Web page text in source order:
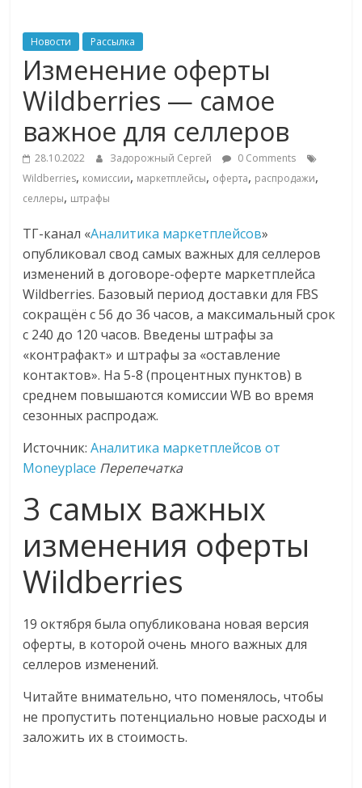
ритейле,
логистике,
технологиях,
соцсетях
Портал
онлайн-
торговле,
сервисах
для
Commerce,
ритейле,
логистике,
технологиях,
соцсетях.
важно,
как
знать
как
меняет
жизнь
людей
обсудить
эти
изменения
читателем.
Новости Рассылка
Изменение оферты
Wildberries — самое
важное для селлеров
28.10.2022 Задорожный Сергей
0 Comments
Wildberries, комиссии, маркетплейсы, оферта, распродажи,
селлеры, штрафы
ТГ-канал «Аналитика маркетплейсов»
опубликовал свод самых важных для селлеров
изменений в договоре-оферте маркетплейса
Wildberries. Базовый период доставки для FBS
сокращён с 56 до 36 часов, а максимальный срок
с 240 до 120 часов. Введены штрафы за
«контрафакт» и штрафы за «оставление
контактов». На 5-8 (процентных пунктов) в
среднем повышаются комиссии WB во время
сезонных распродаж.
Источник:Аналитика маркетплейсов от
Moneyplace Перепечатка
3 самых важных
изменения оферты
Wildberries
19 октября была опубликована новая версия
оферты, в которой очень много важных для
селлеров изменений.
Читайте внимательно, что поменялось, чтобы
не пропустить потенциально новые расходы и
заложить их в стоимость.